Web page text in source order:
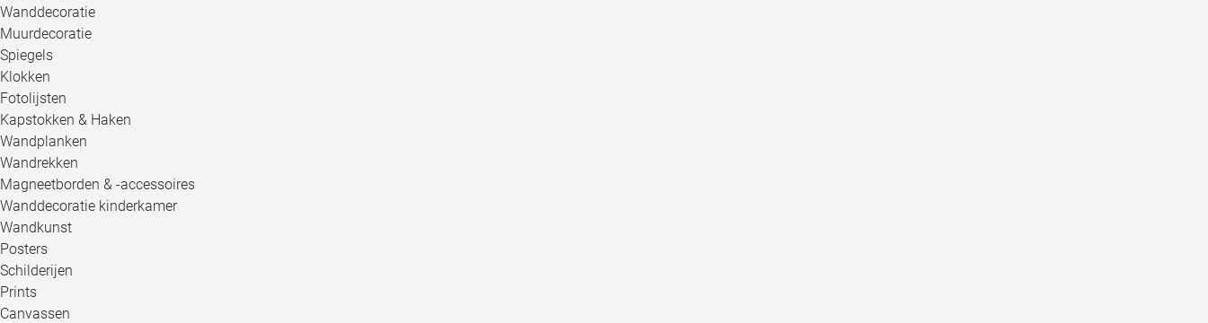
Wanddecoratie
Muurdecoratie
Spiegels
Klokken
Fotolijsten
Kapstokken & Haken
Wandplanken
Wandrekken
Magneetborden & -accessoires
Wanddecoratie kinderkamer
Wandkunst
Posters
Schilderijen
Prints
Canvassen